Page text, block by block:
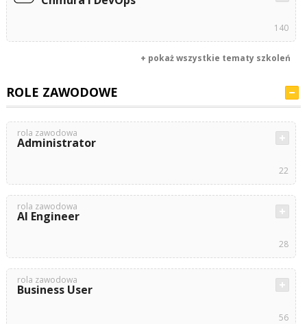
140
+ pokaż wszystkie tematy szkoleń
ROLE ZAWODOWE
rola zawodowa
Administrator
22
rola zawodowa
AI Engineer
28
rola zawodowa
Business User
56